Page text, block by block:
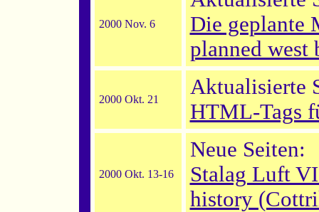
2000 Nov. 6
Die geplante
planned west
2000 Okt. 21
Aktualisierte
HTML-Tags
2000 Okt. 13-16
Neue Seiten:
Stalag Luft
history